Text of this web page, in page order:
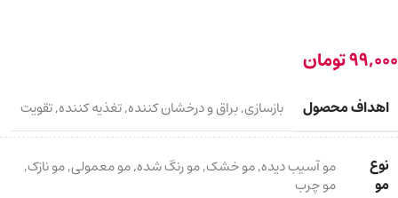
99,000تومان
اهداف محصول بازسازی,براق و درخشان کننده,تغذیه کننده,تقویت
نوع
مو
مو آسیب دیده,مو خشک,مو رنگ شده,مو معمولی,مو نازک,
مو چرب